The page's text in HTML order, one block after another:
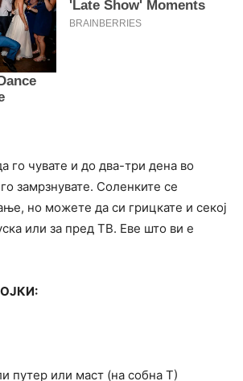
го чувате и до два-три дена во
замрзнувате. Соленките се
но можете да си грицкате и секој
или за пред ТВ. Еве што ви е
путер или маст (на собна Т)